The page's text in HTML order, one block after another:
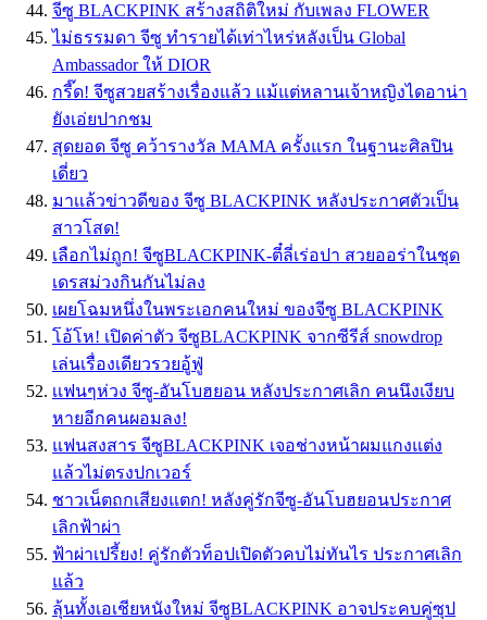
จีซู BLACKPINK สร้างสถิติใหม่ กับเพลง FLOWER
ไม่ธรรมดา จีซู ทำรายได้เท่าไหร่หลังเป็น Global
Ambassador ให้ DIOR
กรี๊ด! จีซูสวยสร้างเรื่องแล้ว แม้แต่หลานเจ้าหญิงไดอาน่า
ยังเอ่ยปากชม
สุดยอด จีซู คว้ารางวัล MAMA ครั้งแรก ในฐานะศิลปิน
เดี่ยว
มาเเล้วข่าวดีของ จีซู BLACKPINK หลังประกาศตัวเป็น
สาวโสด!
เลือกไม่ถูก! จีซูBLACKPINK-ตี๋ลี่เร่อปา สวยออร่าในชุด
เดรสม่วงกินกันไม่ลง
เผยโฉมหนึ่งในพระเอกคนใหม่ ของจีซู BLACKPINK
โอ้โห! เปิดค่าตัว จีซูBLACKPINK จากซีรีส์ snowdrop
เล่นเรื่องเดียวรวยอู้ฟู่
เเฟนๆห่วง จีซู-อันโบฮยอน หลังประกาศเลิก คนนึงเงียบ
หายอีกคนผอมลง!
แฟนสงสาร จีซูBLACKPINK เจอช่างหน้าผมแกงแต่ง
แล้วไม่ตรงปกเวอร์
ชาวเน็ตถกเสียงแตก! หลังคู่รักจีซู-อันโบฮยอนประกาศ
เลิกฟ้าผ่า
ฟ้าผ่าเปรี้ยง! คู่รักตัวท็อปเปิดตัวคบไม่ทันไร ประกาศเลิก
แล้ว
ลุ้นทั้งเอเชียหนังใหม่ จีซูBLACKPINK อาจประคบคู่ซุป